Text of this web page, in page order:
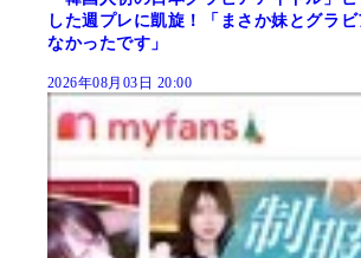
した週プレに凱旋！「まさか妹とグラ
なかったです」
2026年08月03日 20:00